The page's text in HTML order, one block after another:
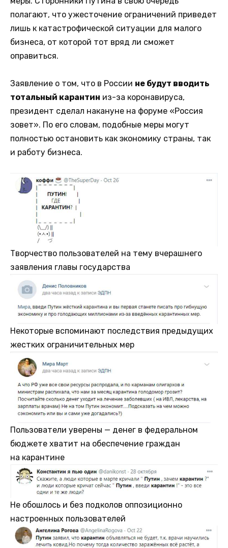
полагают, что ужесточение ограничений приведет
лишь к катастрофической ситуации для малого
бизнеса, от которой тот вряд ли сможет
оправиться.
Заявление о том, что в России не будут вводить
тотальный карантин из-за коронавируса,
президент сделал накануне на форуме «Россия
зовет». По его словам, подобные меры могут
полностью остановить как экономику страны, так
и работу бизнеса.
Творчество пользователей на тему вчерашнего
заявления главы государства
Некоторые вспоминают последствия предыдущих
жестких ограничительных мер
Пользователи уверены — денег в федеральном
бюджете хватит на обеспечение граждан
на карантине
Не обошлось и без подколов оппозиционно
настроенных пользователей